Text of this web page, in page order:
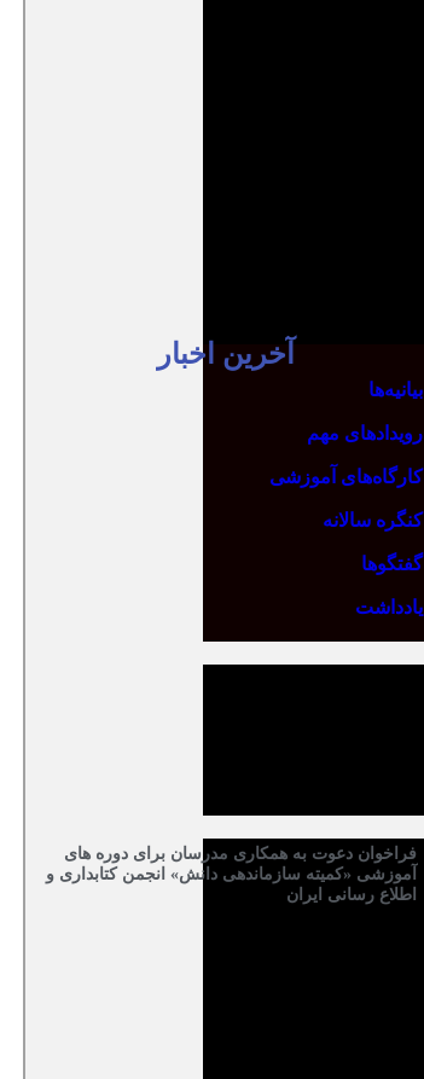
بیانیه‌ها
رویدادهای مهم
کارگاه‌های آموزشی
کنگره سالانه
گفتگوها
یادداشت
آخرین اخبار
فراخوان دعوت به همکاری مدرسان برای دوره های
آموزشی «کمیته سازماندهی دانش» انجمن کتابداری و
اطلاع رسانی ایران